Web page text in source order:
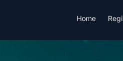
Home